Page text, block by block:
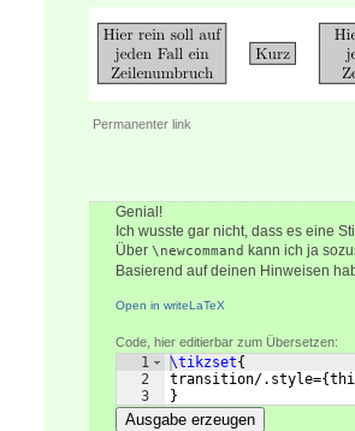
Permanenter link
Genial!
Ich wusste gar nicht, dass es eine
Über \newcommand kann ich ja
Basierend auf deinen Hinweisen
Open in writeLaTeX
Code, hier editierbar zum Übersetzen:
1
2
3
\tikzset{
transition/.style={
}
Ausgabe erzeugen